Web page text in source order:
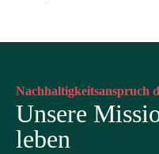
Nachhaltigkeitsanspruch
Unsere
leben